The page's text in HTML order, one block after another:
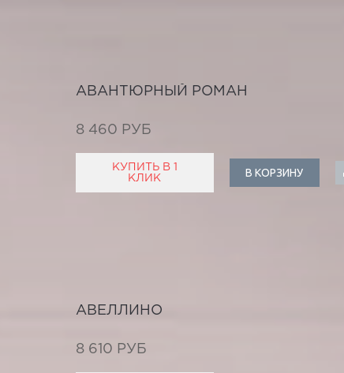
АВАНТЮРНЫЙ РОМАН
8 460 РУБ
КУПИТЬ В 1
КЛИК
В КОРЗИНУ
АВЕЛЛИНО
8 610 РУБ